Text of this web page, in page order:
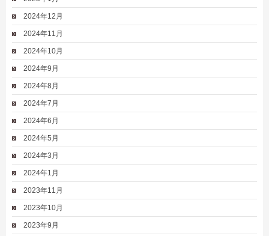
2024年12月
2024年11月
2024年10月
2024年9月
2024年8月
2024年7月
2024年6月
2024年5月
2024年3月
2024年1月
2023年11月
2023年10月
2023年9月